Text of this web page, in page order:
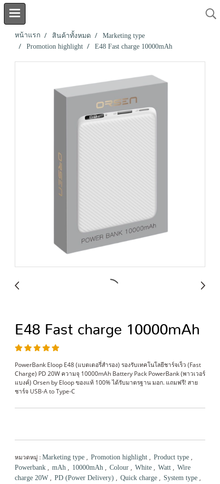
หน้าแรก สินค้าทั้งหมด
Marketing type
Promotion highlight
E48 Fast charge 10000mAh
E48 Fast charge 10000mAh
PowerBank Eloop E48 (แบตเตอรี่สำรอง) รองรับเทคโนโลยีชาร์จเร็ว (Fast
Charge) PD 20W ความจุ 10000mAh Battery Pack PowerBank (พาวเวอร์
แบงค์) Orsen by Eloop ของแท้ 100% ได้รับมาตรฐาน มอก. แถมฟรี! สาย
ชาร์จ USB-A to Type-C
หมวดหมู่ : Marketing type , Promotion highlight , Product type ,
Powerbank , mAh , 10000mAh , Colour , White , Watt , Wire
charge 20W , PD (Power Delivery) , Quick charge , System type ,